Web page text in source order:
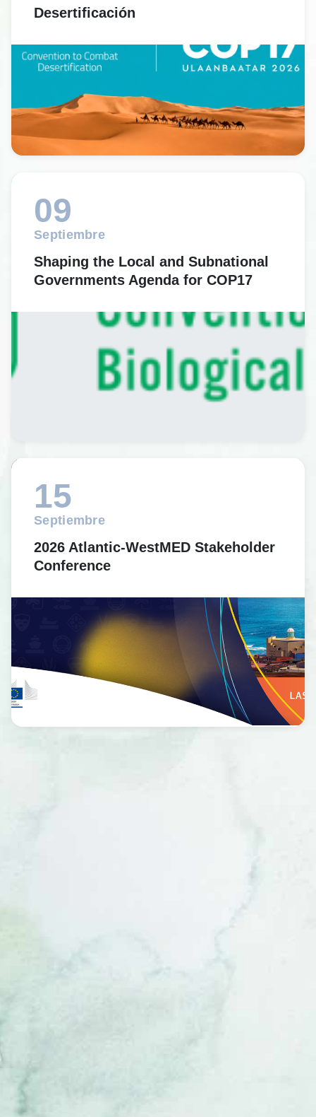
Desertificación
09
Septiembre
Shaping the Local and Subnational
Governments Agenda for COP17
15
Septiembre
2026 Atlantic-WestMED Stakeholder
Conference